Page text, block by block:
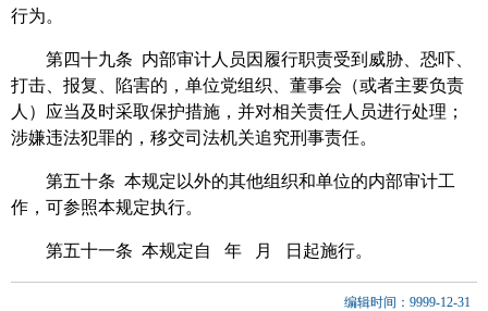
行为。
第四十九条 内部审计人员因履行职责受到威胁、恐吓、
打击、报复、陷害的，单位党组织、董事会（或者主要负责
人）应当及时采取保护措施，并对相关责任人员进行处理；
涉嫌违法犯罪的，移交司法机关追究刑事责任。
第五十条 本规定以外的其他组织和单位的内部审计工
作，可参照本规定执行。
第五十一条 本规定自 年 月 日起施行。
编辑时间：9999-12-31